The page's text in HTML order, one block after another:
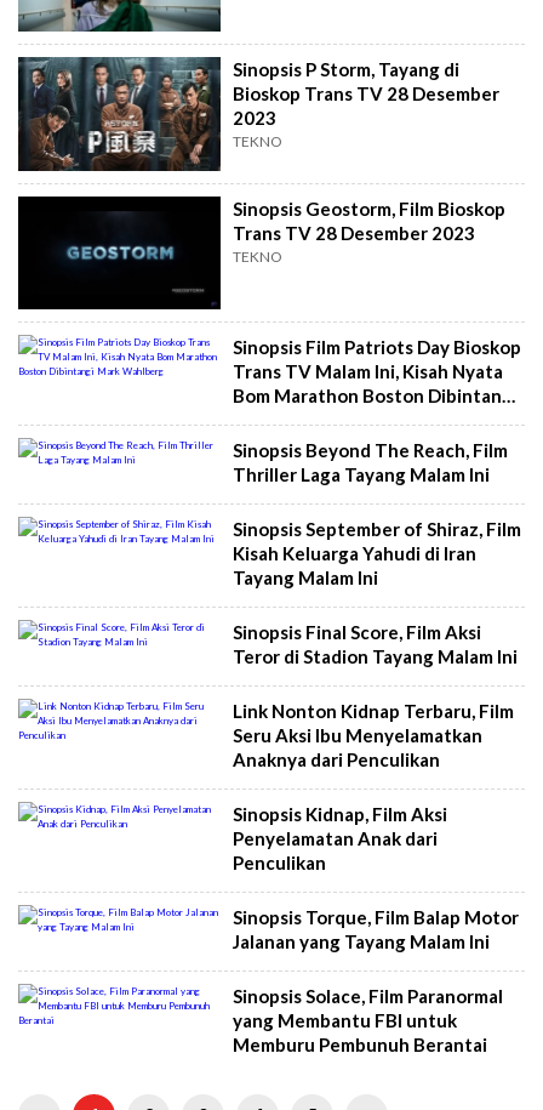
Sinopsis P Storm, Tayang di
Bioskop Trans TV 28 Desember
2023
TEKNO
Sinopsis Geostorm, Film Bioskop
Trans TV 28 Desember 2023
TEKNO
Sinopsis Film Patriots Day Bioskop
Trans TV Malam Ini, Kisah Nyata
Bom Marathon Boston Dibintangi
Mark Wahlberg
Sinopsis Beyond The Reach, Film
Thriller Laga Tayang Malam Ini
Sinopsis September of Shiraz, Film
Kisah Keluarga Yahudi di Iran
Tayang Malam Ini
Sinopsis Final Score, Film Aksi
Teror di Stadion Tayang Malam Ini
Link Nonton Kidnap Terbaru, Film
Seru Aksi Ibu Menyelamatkan
Anaknya dari Penculikan
Sinopsis Kidnap, Film Aksi
Penyelamatan Anak dari
Penculikan
Sinopsis Torque, Film Balap Motor
Jalanan yang Tayang Malam Ini
Sinopsis Solace, Film Paranormal
yang Membantu FBI untuk
Memburu Pembunuh Berantai